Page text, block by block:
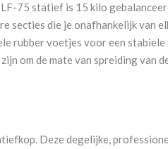
75 statief is 15 kilo
secties die je onafhankelijk van
rubber voetjes voor een
om de mate van spreiding van
Deze degelijke,